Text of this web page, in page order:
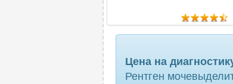
протоков молочной железы
сальпингография
Цена на
Рентген